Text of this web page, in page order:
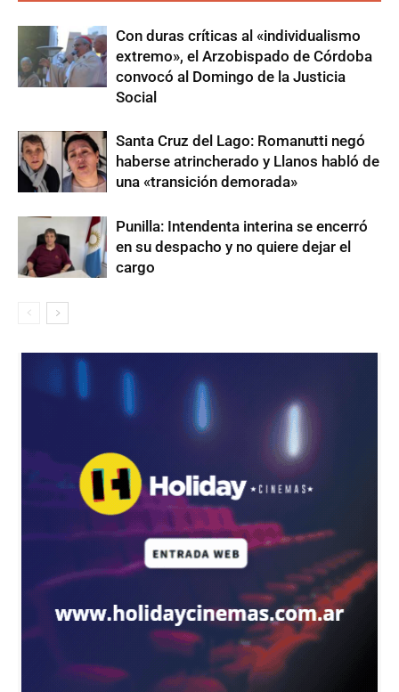
Con duras críticas al «individualismo
extremo», el Arzobispado de Córdoba
convocó al Domingo de la Justicia
Social
Santa Cruz del Lago: Romanutti negó
haberse atrincherado y Llanos habló de
una «transición demorada»
Punilla: Intendenta interina se encerró
en su despacho y no quiere dejar el
cargo